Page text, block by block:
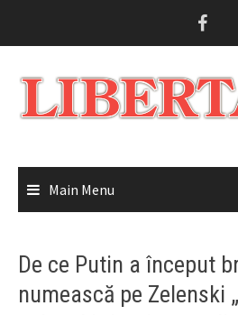
Main Menu
De ce Putin a început
numească pe Zelenski